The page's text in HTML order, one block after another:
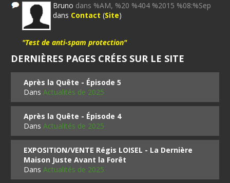
Bruno dans %AM, %20 %404 %2015 %08:%Sep
dans Contact (Site)
"Test de anti-spam protection"
DERNIÈRES PAGES CRÉES SUR LE SITE
Après la Quête - Épisode 5
DansActualités de 2025
Après la Quête - Épisode 4
DansActualités de 2025
EXPOSITION/VENTE Régis LOISEL - La Dernière
Maison Juste Avant la Forêt
DansActualités de 2025